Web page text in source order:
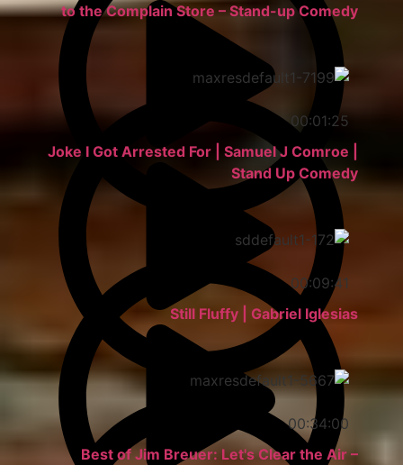
to the Complain Store – Stand-up Comedy
00:01:25
Joke I Got Arrested For | Samuel J Comroe |
Stand Up Comedy
00:09:41
Still Fluffy | Gabriel Iglesias
00:34:00
Best of Jim Breuer: Let's Clear the Air –